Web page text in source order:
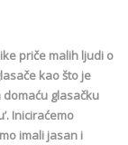
priče malih ljudi o
kao što je
glasačku
Iniciraćemo
imali jasan i